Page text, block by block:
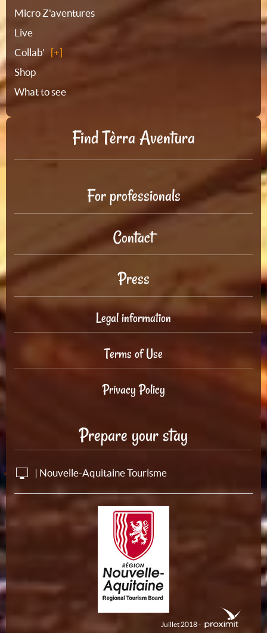
Micro Z'aventures
Live
Collab'
Shop
What to see
Find Tèrra Aventura
For professionals
Contact
Press
Legal information
Terms of Use
Privacy Policy
Prepare your stay
| Nouvelle-Aquitaine Tourisme
Juillet 2018 -